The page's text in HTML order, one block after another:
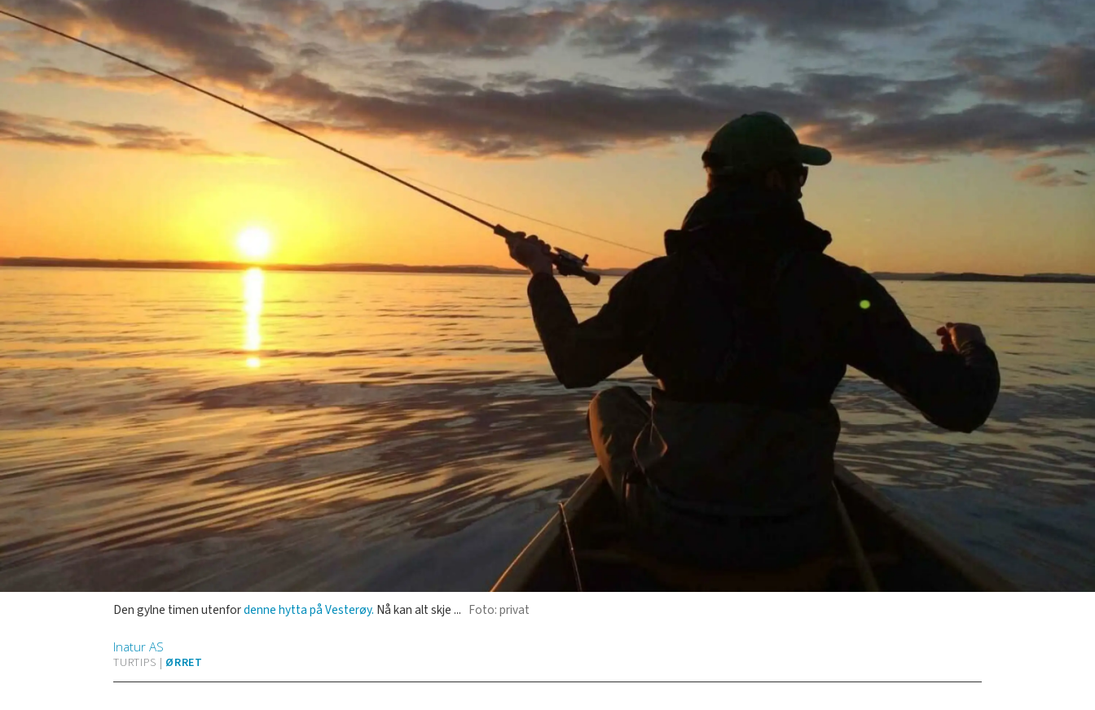
Den gylne timen utenfordenne hytta på Vesterøy. Nå kan alt skje ... Foto: privat
Inatur AS
TURTIPS | ØRRET